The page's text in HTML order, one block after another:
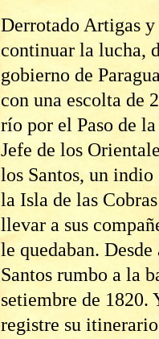
Derrotado Artigas
continuar la lucha,
gobierno de
con una escolta de
río por el Paso de
Jefe de los
los Santos, un
la Isla de las
llevar a sus
le quedaban.
Santos rumbo a la
setiembre de 1820.
registre su